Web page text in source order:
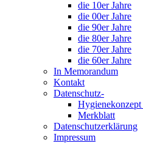
die 10er Jahre
die 00er Jahre
die 90er Jahre
die 80er Jahre
die 70er Jahre
die 60er Jahre
In Memorandum
Kontakt
Datenschutz-
Merkblatt
Datenschutzerklärung
Impressum